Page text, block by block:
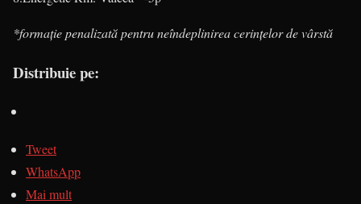
*formaţie penalizată pentru neîndeplinirea cerinţelor de vârstă
Distribuie pe:
Tweet
WhatsApp
Mai mult